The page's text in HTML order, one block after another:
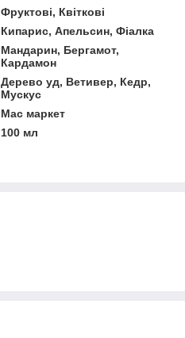
Фруктові, Квіткові
Кипарис, Апельсин, Фіалка
Мандарин, Бергамот,
Кардамон
Дерево уд, Ветивер, Кедр,
Мускус
Мас маркет
100 мл